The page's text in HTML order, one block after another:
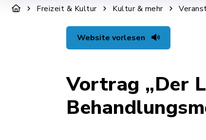
Freizeit & Kultur Kultur & mehr
Website vorlesen
Vortrag „Der